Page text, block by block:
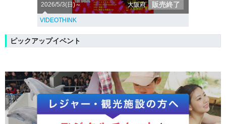
2026/5/3(日)～ 大阪府 販売終了
VIDEOTHINK
ピックアップイベント